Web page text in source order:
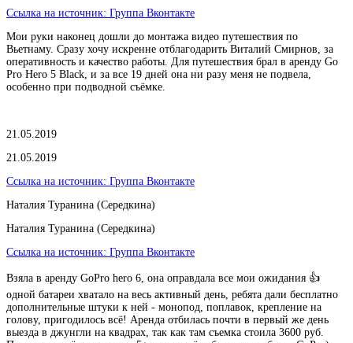
Ссылка на источник: Группа Вконтакте
Мои руки наконец дошли до монтажа видео путешествия по
Вьетнаму. Сразу хочу искренне отблагодарить Виталий Смирнов, за
оперативность и качество работы. Для путешествия брал в аренду Go
Pro Hero 5 Black, и за все 19 дней она ни разу меня не подвела,
особенно при подводной съёмке.
21.05.2019
21.05.2019
Ссылка на источник: Группа Вконтакте
Наталия Туранина (Середкина)
Наталия Туранина (Середкина)
Ссылка на источник: Группа Вконтакте
Взяла в аренду GoPro hero 6, она оправдала все мои ожидания 👍
одной батареи хватало на весь активный день, ребята дали бесплатно
дополнительные штуки к ней - монопод, поплавок, крепление на
голову, пригодилось всё! Аренда отбилась почти в первый же день
выезда в джунгли на квадрах, так как там съемка стоила 3600 руб.